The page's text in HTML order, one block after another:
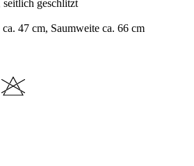
geschlitzt
47 cm, Saumweite ca. 66 cm